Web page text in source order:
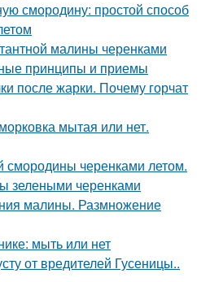
смородину: простой способ
малины черенками
принципы и приемы
после жарки. Почему горчат
мытая или нет.
смородины черенками летом.
зелеными черенками
малины. Размножение
мыть или нет
от вредителей Гусеницы..